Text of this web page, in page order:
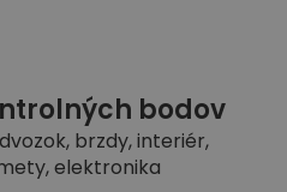
bodov
brzdy, interiér,
elektronika